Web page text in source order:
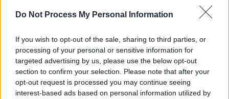
Do Not Process My Personal Information
If you wish to opt-out of the sale, sharing to third parties, or
processing of your personal or sensitive information for
targeted advertising by us, please use the below opt-out
section to confirm your selection. Please note that after your
opt-out request is processed you may continue seeing
interest-based ads based on personal information utilized by
Τα εισοδήματα του Νίκου Ανδρουλάκη
για το
2024 έφτασαν τα
, ενώ έχει
δηλώσει 17 ακίνητα, 16 τραπεζικούς
λογαριασμούς και ένα όχημα.
Το πόθεν έσχες του προέδρου του
ΠΑΣΟΚ